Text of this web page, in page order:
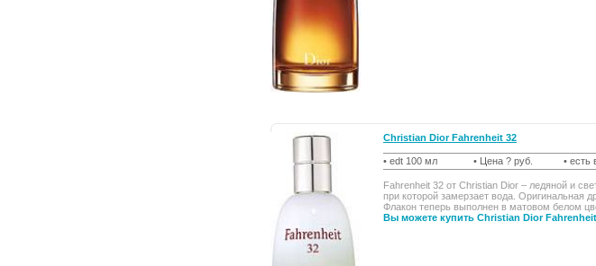
Christian Dior Fahrenheit 32
• edt 100 мл • Цена ? руб. • есть
Fahrenheit 32 от Christian Dior – ледяной и
при которой замерзает вода. Оригинальная
Флакон теперь выполнен в матовом белом
Вы можете купить Christian Dior